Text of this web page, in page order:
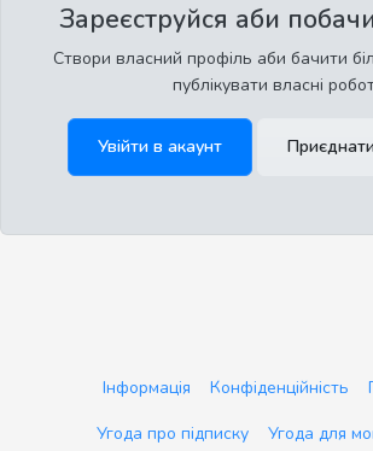
Зареєструйся аби
Створи власний профіль аби бачити
публікувати власні
Увійти в акаунт
Інформація Конфіденційність
Угода про підписку
Угода для